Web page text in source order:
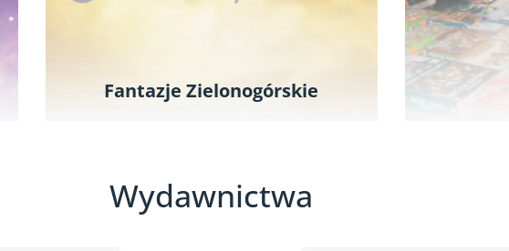
Fantazje Zielonogórskie
Wydawnictwa